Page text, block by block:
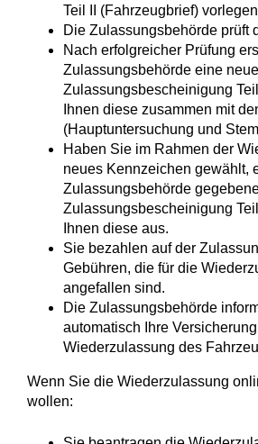
Teil II (Fahrzeugbrief)
Die Zulassungsbehörde prüft
Nach erfolgreicher Prüfung
Zulassungsbehörde eine neue
Zulassungsbescheinigung
Ihnen diese zusammen mit
(Hauptuntersuchung und
Haben Sie im Rahmen der
neues Kennzeichen gewählt,
Zulassungsbehörde
Zulassungsbescheinigung
Ihnen diese aus.
Sie bezahlen auf der
Gebühren, die für die
angefallen sind.
Die Zulassungsbehörde
automatisch Ihre
Wiederzulassung des
Wenn Sie die Wiederzulassung
wollen: